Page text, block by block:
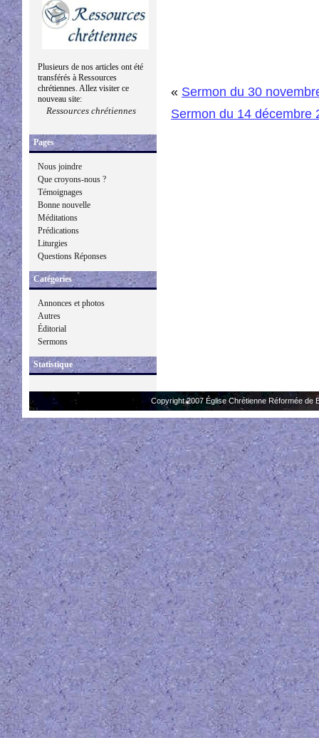
Plusieurs de nos articles ont été
transférés à Ressources
chrétiennes. Allez visiter ce
nouveau site:
Ressources chrétiennes
Pages
Nous joindre
Que croyons-nous ?
Témoignages
Bonne nouvelle
Méditations
Prédications
Liturgies
Questions Réponses
Catégories
Annonces et photos
Autres
Éditorial
Sermons
Statistique
« Sermon du 30
Sermon du 14 décembre
Copyright 2007 Église Chrétienne Réformée de